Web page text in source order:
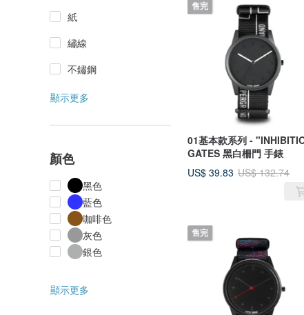
紙
繡線
不鏽鋼
顯示更多
顏色
黑色
藍色
咖啡色
灰色
銀色
顯示更多
售完
01基本款系列 -
GATES 黑白柵門 手錶
US$ 39.83 US$ 132.74
售完